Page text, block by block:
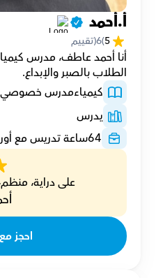
أ.أحمد
5
(
6(تقييم
الطلاب بالصبر والإبداع.
كيمياءمدرس خصوصي
يدرس
64ساعة تدريس مع
على دراية،
احجز